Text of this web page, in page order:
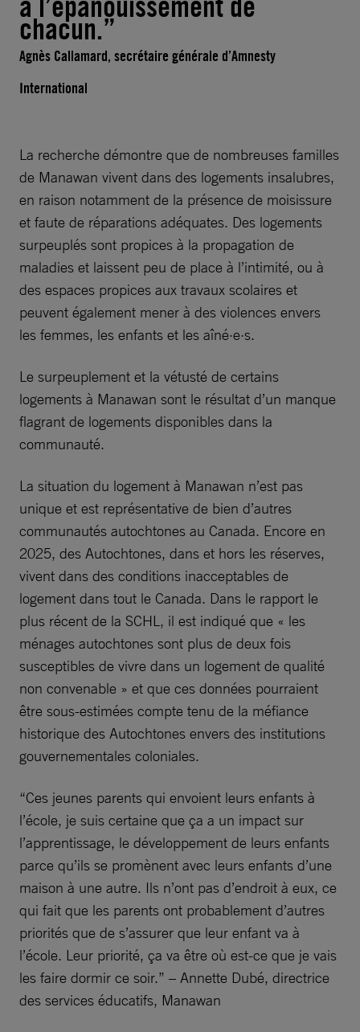
chacun.”
Agnès Callamard, secrétaire générale d’Amnesty
International
La recherche démontre que de nombreuses familles
de Manawan vivent dans des logements insalubres,
en raison notamment de la présence de moisissure
et faute de réparations adéquates. Des logements
surpeuplés sont propices à la propagation de
maladies et laissent peu de place à l’intimité, ou à
des espaces propices aux travaux scolaires et
peuvent également mener à des violences envers
les femmes, les enfants et les aîné·e·s.
Le surpeuplement et la vétusté de certains
logements à Manawan sont le résultat d’un manque
flagrant de logements disponibles dans la
communauté.
La situation du logement à Manawan n’est pas
unique et est représentative de bien d’autres
communautés autochtones au Canada. Encore en
2025, des Autochtones, dans et hors les réserves,
vivent dans des conditions inacceptables de
logement dans tout le Canada. Dans le rapport le
plus récent de la SCHL, il est indiqué que « les
ménages autochtones sont plus de deux fois
susceptibles de vivre dans un logement de qualité
non convenable » et que ces données pourraient
être sous-estimées compte tenu de la méfiance
historique des Autochtones envers des institutions
gouvernementales coloniales.
“Ces jeunes parents qui envoient leurs enfants à
l’école, je suis certaine que ça a un impact sur
l’apprentissage, le développement de leurs enfants
parce qu’ils se promènent avec leurs enfants d’une
maison à une autre. Ils n’ont pas d’endroit à eux, ce
qui fait que les parents ont probablement d’autres
priorités que de s’assurer que leur enfant va à
l’école. Leur priorité, ça va être où est-ce que je vais
les faire dormir ce soir.” – Annette Dubé, directrice
des services éducatifs, Manawan